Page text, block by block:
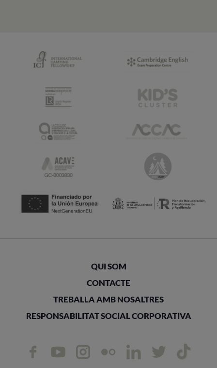
QUI SOM
CONTACTE
TREBALLA AMB NOSALTRES
RESPONSABILITAT SOCIAL CORPORATIVA